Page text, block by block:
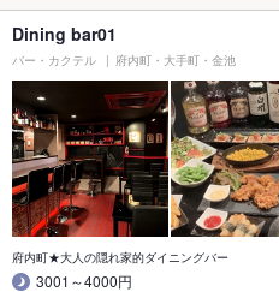
Dining bar01
バー・カクテル 府内町・大手町・金池
府内町★大人の隠れ家的ダイニングバー
3001～4000円